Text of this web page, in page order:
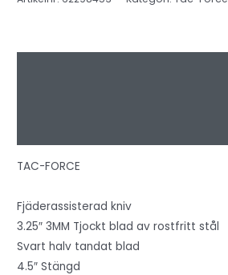
TAC-FORCE
Fjäderassisterad kniv
3.25″ 3MM Tjockt blad av rostfritt stål
Svart halv tandat blad
4.5″ Stängd